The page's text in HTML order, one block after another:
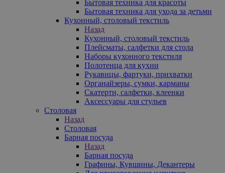
Бытовая техника для красоты
Бытовая техника для ухода за детьми
Кухонный, столовый текстиль
Назад
Кухонный, столовый текстиль
Плейсматы, салфетки для стола
Наборы кухонного текстиля
Полотенца для кухни
Рукавицы, фартуки, прихватки
Органайзеры, сумки, карманы
Скатерти, салфетки, клеенки
Аксессуары для стульев
Столовая
Назад
Столовая
Барная посуда
Назад
Барная посуда
Графины, Кувшины, Декантеры